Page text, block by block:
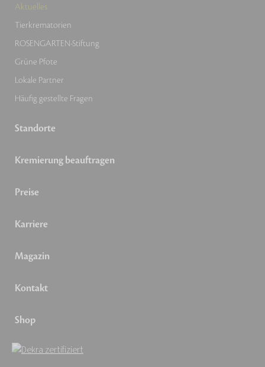
Aktuelles
Tierkrematorien
ROSENGARTEN-Stiftung
Grüne Pfote
Lokale Partner
Häufig gestellte Fragen
Standorte
Kremierung beauftragen
Preise
Karriere
Magazin
Kontakt
Shop